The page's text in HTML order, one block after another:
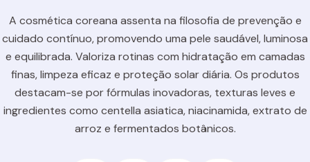
A cosmética coreana assenta na filosofia de prevenção e
cuidado contínuo, promovendo uma pele saudável, luminosa
e equilibrada. Valoriza rotinas com hidratação em camadas
finas, limpeza eficaz e proteção solar diária. Os produtos
destacam-se por fórmulas inovadoras, texturas leves e
ingredientes como centella asiatica, niacinamida, extrato de
arroz e fermentados botânicos.